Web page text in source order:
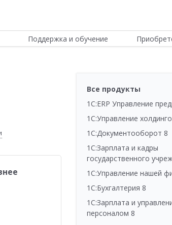
Поддержка и обучение
складом
Все продукты
1С:ERP Управление
1С:Управление
1С:Документооборот 8
1С:Зарплата и кадры
государственного
1С:Управление нашей
1С:Бухгалтерия 8
1С:Зарплата и
персоналом 8